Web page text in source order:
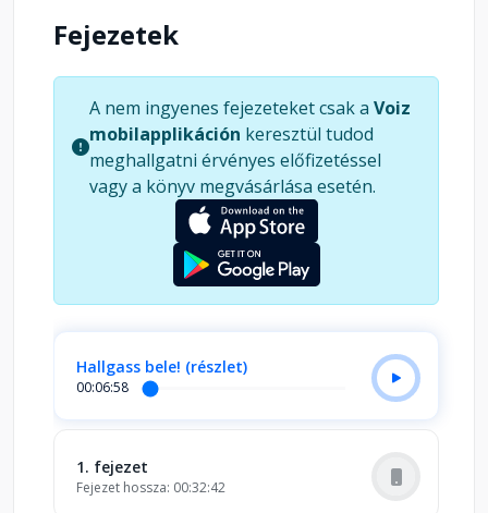
Holdra is eljutnak, ahol a Holdbéli Ember –
egy hajdani kalóz személyében!
Fejezetek
A nem ingyenes fejezeteket csak a Voiz
mobilapplikáción keresztül tudod
meghallgatni érvényes előfizetéssel
vagy a könyv megvásárlása esetén.
Hallgass bele! (részlet)
00:06:58
1. fejezet
Fejezet hossza: 00:32:42